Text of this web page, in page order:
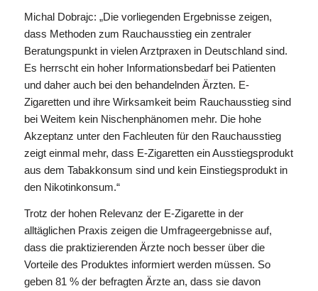
Michal Dobrajc: „Die vorliegenden Ergebnisse zeigen,
dass Methoden zum Rauchausstieg ein zentraler
Beratungspunkt in vielen Arztpraxen in Deutschland sind.
Es herrscht ein hoher Informationsbedarf bei Patienten
und daher auch bei den behandelnden Ärzten. E-
Zigaretten und ihre Wirksamkeit beim Rauchausstieg sind
bei Weitem kein Nischenphänomen mehr. Die hohe
Akzeptanz unter den Fachleuten für den Rauchausstieg
zeigt einmal mehr, dass E-Zigaretten ein Ausstiegsprodukt
aus dem Tabakkonsum sind und kein Einstiegsprodukt in
den Nikotinkonsum.“
Trotz der hohen Relevanz der E-Zigarette in der
alltäglichen Praxis zeigen die Umfrageergebnisse auf,
dass die praktizierenden Ärzte noch besser über die
Vorteile des Produktes informiert werden müssen. So
geben 81 % der befragten Ärzte an, dass sie davon